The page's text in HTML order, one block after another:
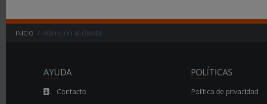
INICIO Atención al cliente
AYUDA
Contacto
POLÍTICAS
Política de privacidad